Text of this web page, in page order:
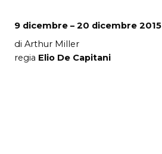
9 dicembre – 20 dicembre 2015
di Arthur Miller
regia Elio De Capitani